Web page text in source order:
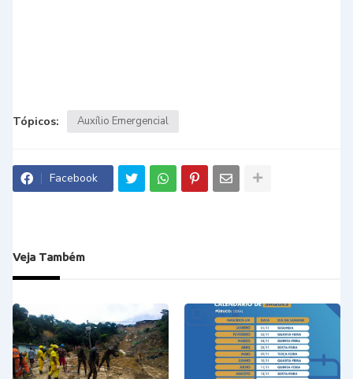
Tópicos: Auxílio Emergencial
Facebook
Veja Também